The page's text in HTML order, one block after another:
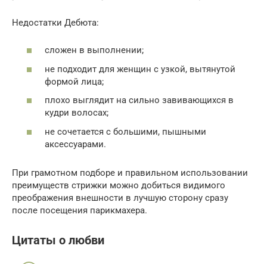
Недостатки Дебюта:
сложен в выполнении;
не подходит для женщин с узкой, вытянутой
формой лица;
плохо выглядит на сильно завивающихся в
кудри волосах;
не сочетается с большими, пышными
аксессуарами.
При грамотном подборе и правильном использовании
преимуществ стрижки можно добиться видимого
преображения внешности в лучшую сторону сразу
после посещения парикмахера.
Цитаты о любви